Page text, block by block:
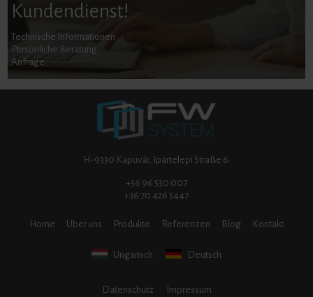
Kundendienst!
Technische Informationen
Persönliche Beratung
Anfrage
H-9330 Kapuvár, Ipartelepi Straße 6.
+36 96 530 007
+36 70 426 5447
Home Über uns Produkte Referenzen Blog Kontakt
Ungarisch Deutsch
Datenschutz Impressum